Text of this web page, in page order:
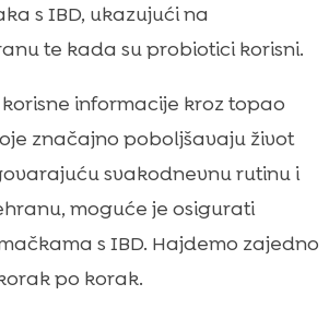
vlasnika i kako ih izbjeći
s IBD, ukazujući na
te kada su probiotici korisni.
informacije kroz topao
značajno poboljšavaju život
svakodnevnu rutinu i
moguće je osigurati
s IBD. Hajdemo zajedno
po korak.